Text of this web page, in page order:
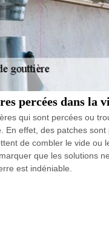
percées dans la
qui sont percées ou
En effet, des patches
de combler le vide ou
que les solutions
est indéniable.